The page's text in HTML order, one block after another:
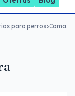
para perros>Camas